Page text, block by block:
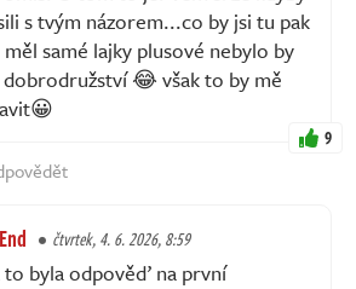
s tvým názorem...co by jsi tu pak
samé lajky plusové nebylo by
😂 však to by mě
9
čtvrtek, 4. 6. 2026, 8:59
to byla odpověď na první